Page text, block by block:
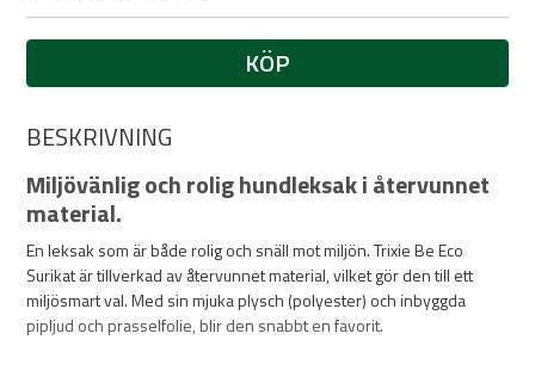
KÖP
BESKRIVNING
Miljövänlig och rolig hundleksak i återvunnet
material.
En leksak som är både rolig och snäll mot miljön. Trixie Be Eco
Surikat är tillverkad av återvunnet material, vilket gör den till ett
miljösmart val. Med sin mjuka plysch (polyester) och inbyggda
pipljud och prasselfolie, blir den snabbt en favorit.